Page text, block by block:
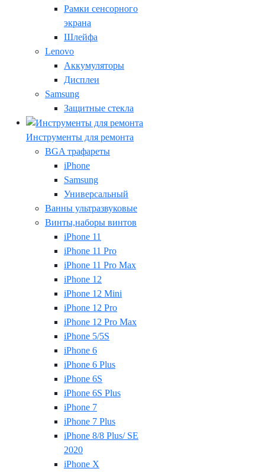
Рамки сенсорного
экрана
Шлейфа
Lenovo
Аккумуляторы
Дисплеи
Samsung
Защитные стекла
Инструменты для ремонта
BGA трафареты
iPhone
Samsung
Универсальный
Ванны ультразвуковые
Винты,наборы винтов
iPhone 11
iPhone 11 Pro
iPhone 11 Pro Max
iPhone 12
iPhone 12 Mini
iPhone 12 Pro
iPhone 12 Pro Max
iPhone 5/5S
iPhone 6
iPhone 6 Plus
iPhone 6S
iPhone 6S Plus
iPhone 7
iPhone 7 Plus
iPhone 8/8 Plus/ SE
2020
iPhone X